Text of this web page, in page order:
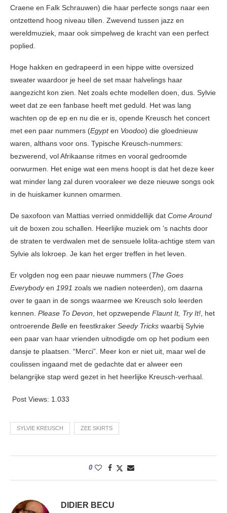
Craene en Falk Schrauwen) die haar perfecte songs naar een
ontzettend hoog niveau tillen. Zwevend tussen jazz en
wereldmuziek, maar ook simpelweg de kracht van een perfect
poplied.
Hoge hakken en gedrapeerd in een hippe witte oversized
sweater waardoor je heel de set maar halvelings haar
aangezicht kon zien. Net zoals echte modellen doen, dus. Sylvie
weet dat ze een fanbase heeft met geduld. Het was lang
wachten op de ep en nu die er is, opende Kreusch het concert
met een paar nummers (Egypten Voodoo) die gloednieuw
waren, althans voor ons. Typische Kreusch-nummers:
bezwerend, vol Afrikaanse ritmes en vooral gedroomde
oorwurmen. Het enige wat een mens hoopt is dat het deze keer
wat minder lang zal duren vooraleer we deze nieuwe songs ook
in de huiskamer kunnen omarmen.
De saxofoon van Mattias verried onmiddellijk dat Come Around
uit de boxen zou schallen. Heerlijke muziek om ’s nachts door
de straten te verdwalen met de sensuele lolita-achtige stem van
Sylvie als lokroep. Je kan het erger treffen in het leven.
Er volgden nog een paar nieuwe nummers (The Goes
Everybodyen 1991 zoals we nadien noteerden), om daarna
over te gaan in de songs waarmee we Kreusch solo leerden
kennen. Please To Devon, het opzwepende Flaunt It, Try It!, het
ontroerende Belle en feestkraker Seedy Tricks waarbij Sylvie
een paar van haar vrienden uitnodigde om op het podium een
dansje te plaatsen. “Merci”. Meer kon er niet uit, maar wel de
coulissen ingaand met de gedachte dat er alweer een
belangrijke stap werd gezet in het heerlijke Kreusch-verhaal.
Post Views: 1.033
SYLVIE KREUSCH ZEE SKIRTS
0
DIDIER BECU